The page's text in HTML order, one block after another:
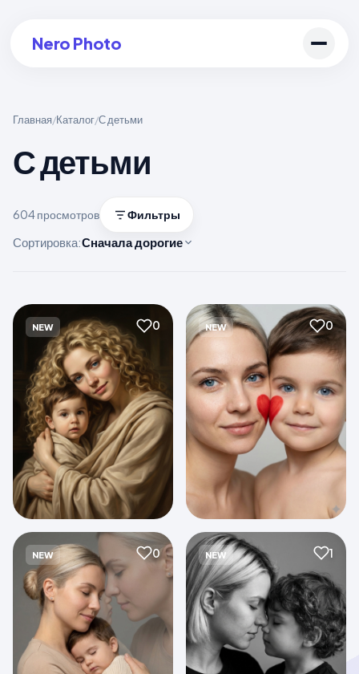
Nero Photo
Войти в аккаунт
Главная/Каталог/С детьми
С детьми
604 просмотров Фильтры
Сортировка:Сначала дорогие
NEW 0 NEW 0
NEW 0 NEW 1